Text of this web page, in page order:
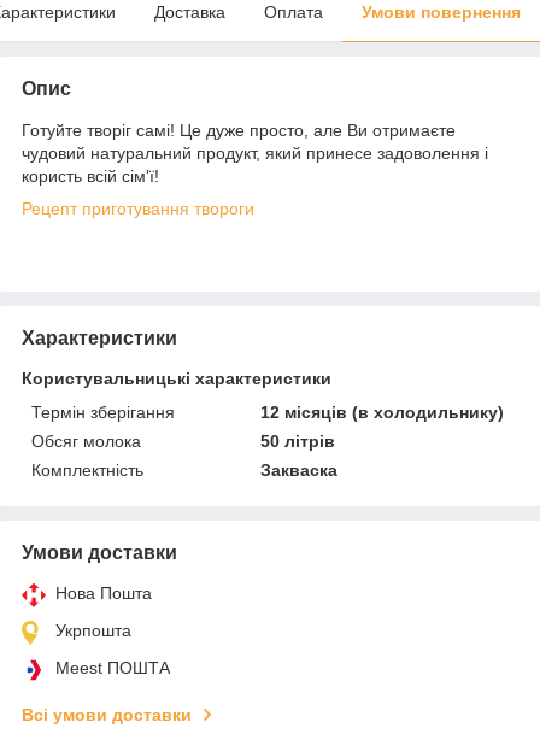
Доставка Оплата Умови повернення
Опис
Готуйте творіг самі! Це дуже просто, але Ви отримаєте
чудовий натуральний продукт, який принесе задоволення і
користь всій сім'ї!
Рецепт приготування твороги
Характеристики
Користувальницькі характеристики
Термін зберігання
12 місяців (в холодильнику)
Обсяг молока
50 літрів
Комплектність
Закваска
Умови доставки
Нова Пошта
Укрпошта
Meest ПОШТА
Всі умови доставки